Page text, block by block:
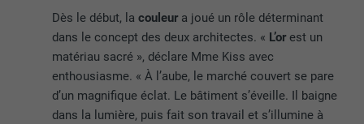
Dès le début, lacouleur a joué un rôle déterminant
dans le concept des deux architectes. « L’or est un
matériau sacré », déclare Mme Kiss avec
enthousiasme. « À l’aube, le marché couvert se pare
d’un magnifique éclat. Le bâtiment s’éveille. Il baigne
dans la lumière, puis fait son travail et s’illumine à